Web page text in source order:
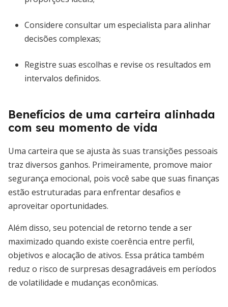
Considere consultar um especialista para alinhar
decisões complexas;
Registre suas escolhas e revise os resultados em
intervalos definidos.
Benefícios de uma carteira alinhada
com seu momento de vida
Uma carteira que se ajusta às suas transições pessoais
traz diversos ganhos. Primeiramente, promove maior
segurança emocional, pois você sabe que suas finanças
estão estruturadas para enfrentar desafios e
aproveitar oportunidades.
Além disso, seu potencial de retorno tende a ser
maximizado quando existe coerência entre perfil,
objetivos e alocação de ativos. Essa prática também
reduz o risco de surpresas desagradáveis em períodos
de volatilidade e mudanças econômicas.